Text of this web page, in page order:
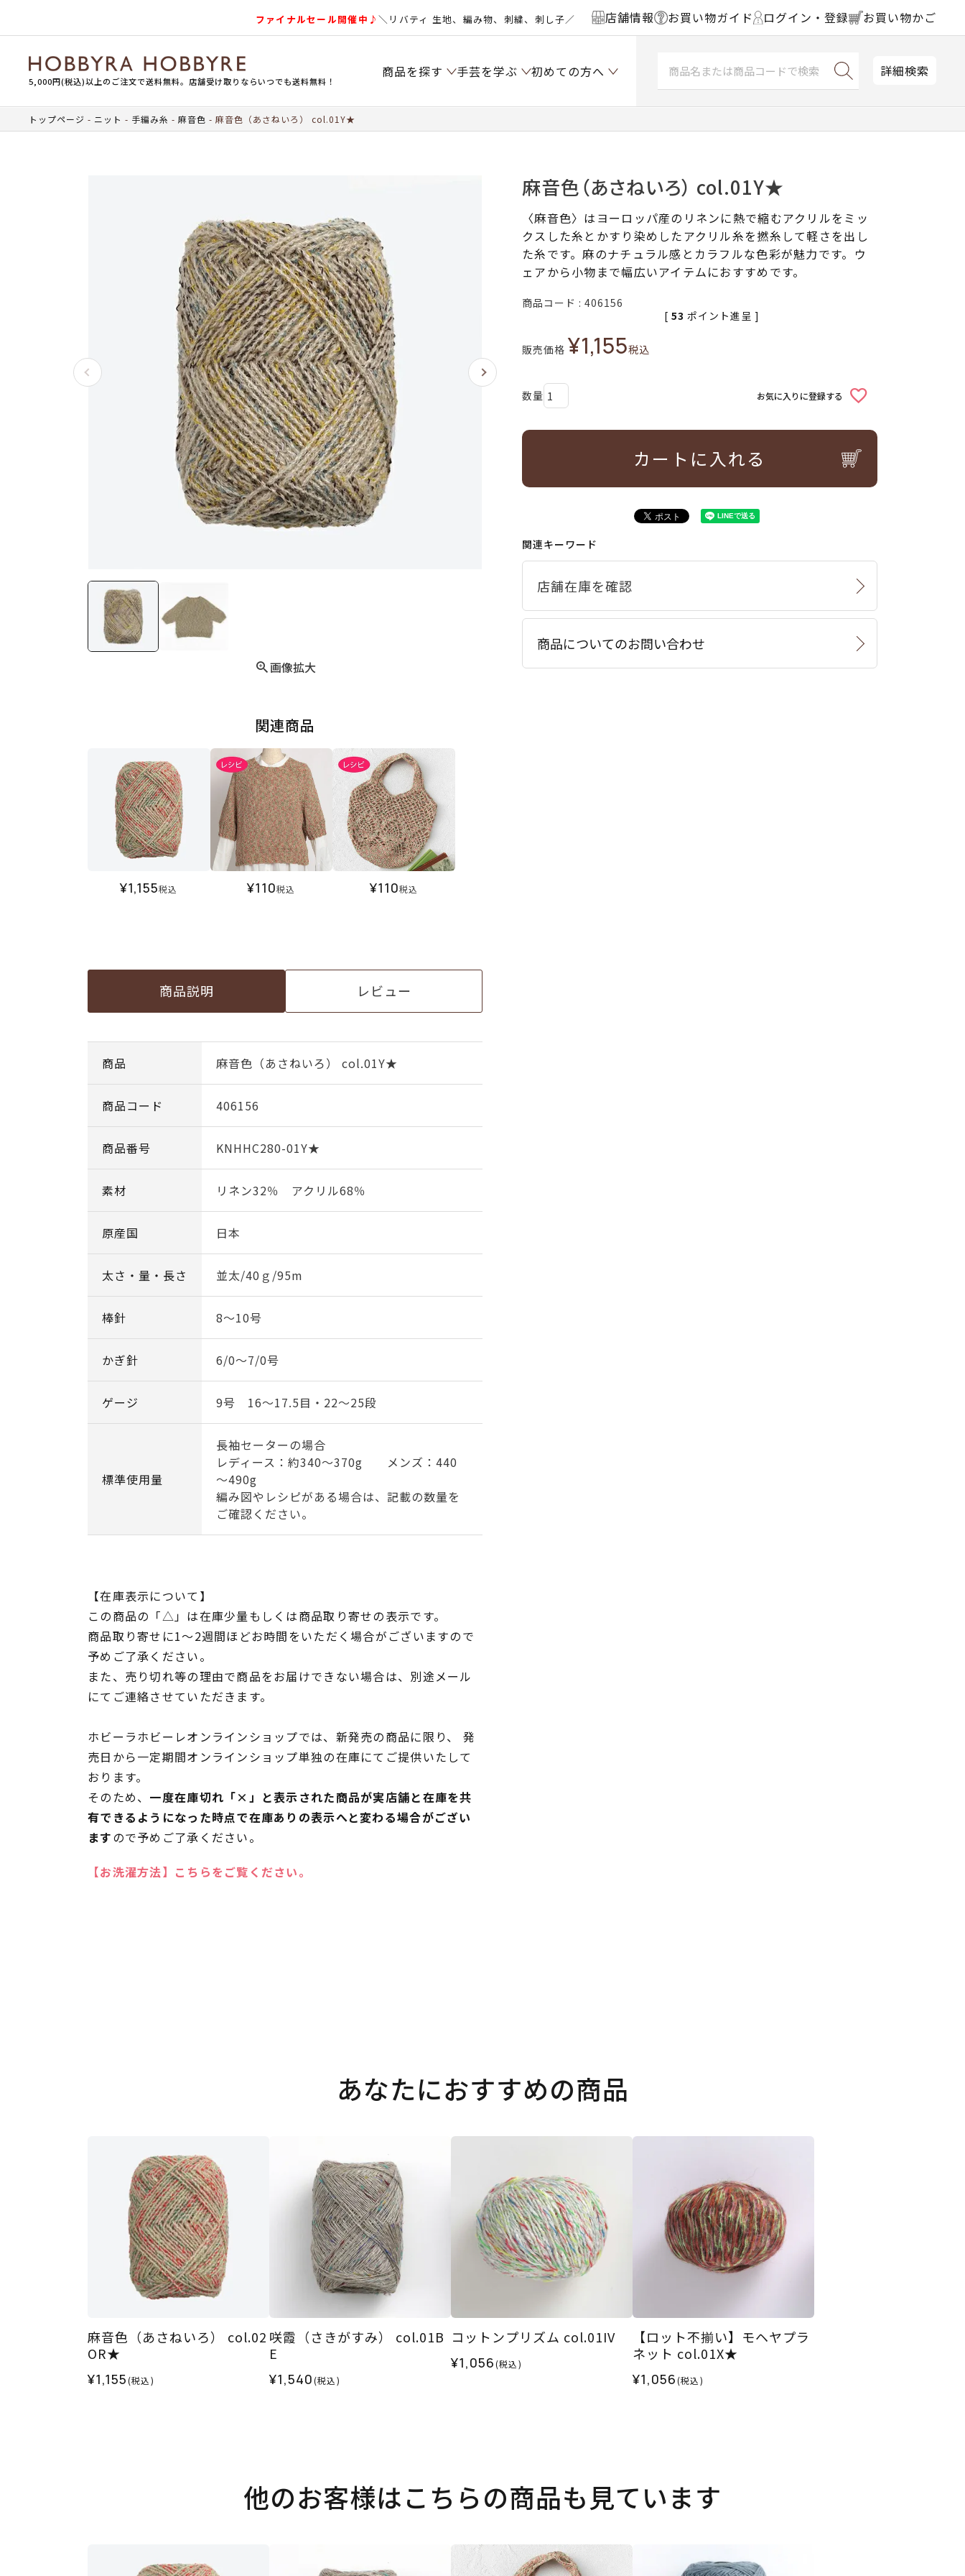
ファイナルセール開催中♪＼リバティ 生地、編み物、刺繍、刺し子／ 店舗情報 お買い物ガイド ログイン・登録 お買い物かご
5,000円(税込)以上のご注文で送料無料。店舗受け取りならいつでも送料無料！
商品を探す 手芸を学ぶ 初めての方へ 詳細検索
トップページ ニット 手編み糸 麻音色 麻音色（あさねいろ） col.01Y★
画像拡大
関連商品
¥1,155税込 ¥110税込 ¥110税込
商品説明 レビュー
商品 麻音色（あさねいろ） col.01Y★
商品コード 406156
商品番号 KNHHC280-01Y★
素材 リネン32％ アクリル68％
原産国 日本
太さ・量・長さ 並太/40ｇ/95m
棒針 8～10号
かぎ針 6/0～7/0号
ゲージ 9号 16～17.5目・22～25段
標準使用量
長袖セーターの場合
レディース：約340～370g メンズ：440
～490g
編み図やレシピがある場合は、記載の数量を
ご確認ください。
【在庫表示について】
この商品の「△」は在庫少量もしくは商品取り寄せの表示です。
商品取り寄せに1～2週間ほどお時間をいただく場合がございますので
予めご了承ください。
また、売り切れ等の理由で商品をお届けできない場合は、別途メール
にてご連絡させていただきます。
ホビーラホビーレオンラインショップでは、新発売の商品に限り、 発
売日から一定期間オンラインショップ単独の在庫にてご提供いたして
おります。
そのため、 一度在庫切れ「×」と表示された商品が実店舗と在庫を共
有できるようになった時点で在庫ありの表示へと変わる場合がござい
ますので予めご了承ください。
【お洗濯方法】こちらをご覧ください。
麻音色（あさねいろ） col.01Y★
〈麻音色〉はヨーロッパ産のリネンに熱で縮むアクリルをミッ
クスした糸とかすり染めしたアクリル糸を撚糸して軽さを出し
た糸です。麻のナチュラル感とカラフルな色彩が魅力です。ウ
ェアから小物まで幅広いアイテムにおすすめです。
商品コード 406156
販売価格 ¥1,155税込
[ 53 ポイント進呈 ]
お気に入りに登録する
カートに入れる
関連キーワード
商品についてのお問い合わせ
あなたにおすすめの商品
麻音色（あさねいろ） col.02
OR★
¥1,155(税込)
咲霞（さきがすみ） col.01B
E
¥1,540(税込)
コットンプリズム col.01IV
¥1,056(税込)
【ロット不揃い】モヘヤプラ
ネット col.01X★
¥1,056(税込)
他のお客様はこちらの商品も見ています